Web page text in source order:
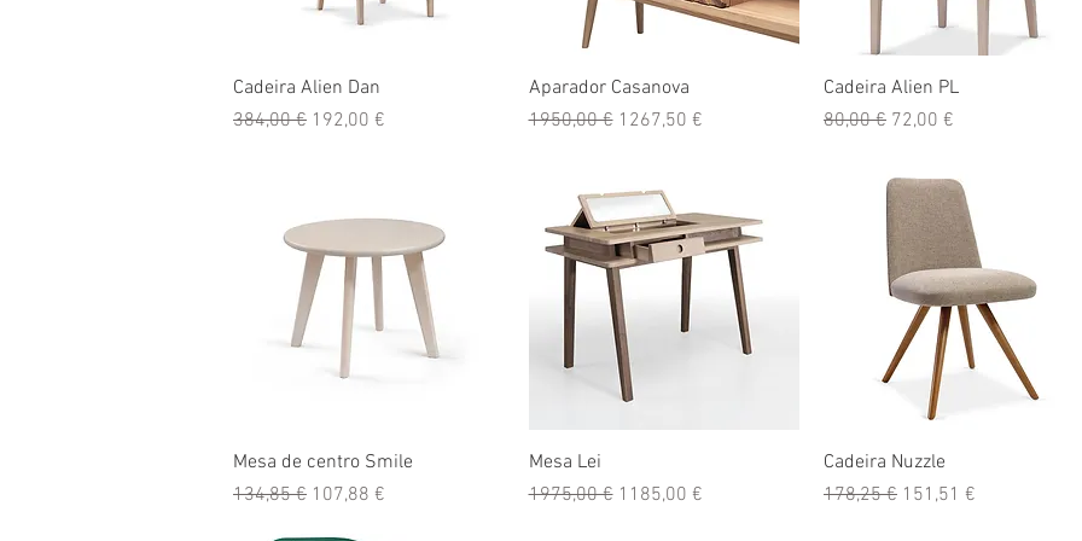
Visualização rápida
Cadeira Alien Dan
Preço normal
384,00 € Preço promocional
192,00 €
Visualização rápida
Aparador Casanova
Preço normal
1950,00 € Preço promocional
1267,50 €
Visualização rápida
Cadeira Alien PL
Preço normal
80,00 € Preço promocional
72,00 €
Visualização rápida
Mesa de centro Smile
Preço normal
134,85 € Preço promocional
107,88 €
Visualização rápida
Mesa Lei
Preço normal
1975,00 € Preço promocional
1185,00 €
Visualização rápida
Cadeira Nuzzle
Preço normal
178,25 € Preço promocional
151,51 €